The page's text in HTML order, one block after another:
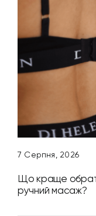
7 Серпня, 2026
Що краще
ручний масаж?